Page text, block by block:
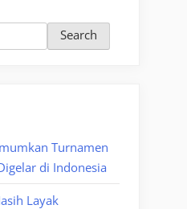
Search
Turnamen
di Indonesia
Layak